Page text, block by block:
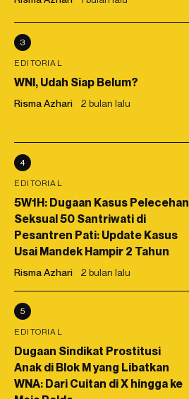
3
EDITORIAL
WNI, Udah Siap Belum?
Risma Azhari 2 bulan lalu
4
EDITORIAL
5W1H: Dugaan Kasus Pelecehan
Seksual 50 Santriwati di
Pesantren Pati: Update Kasus
Usai Mandek Hampir 2 Tahun
Risma Azhari 2 bulan lalu
5
EDITORIAL
Dugaan Sindikat Prostitusi
Anak di Blok M yang Libatkan
WNA: Dari Cuitan di X hingga ke